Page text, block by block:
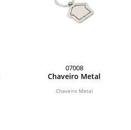
07008
Chaveiro Metal
Chaveiro Metal